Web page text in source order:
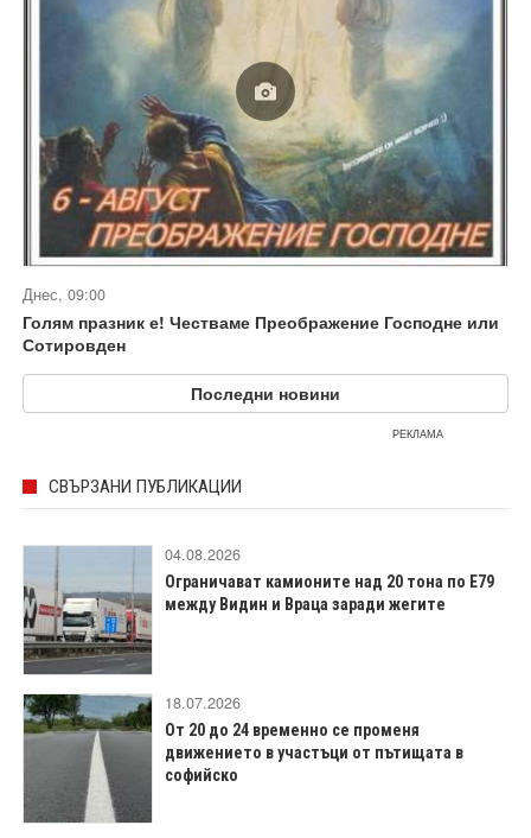
Днес, 09:00
Голям празник е! Честваме Преображение Господне или
Сотировден
Последни новини
РЕКЛАМА
СВЪРЗАНИ ПУБЛИКАЦИИ
04.08.2026
Ограничават камионите над 20 тона по Е79
между Видин и Враца заради жегите
18.07.2026
От 20 до 24 временно се променя
движението в участъци от пътищата в
софийско